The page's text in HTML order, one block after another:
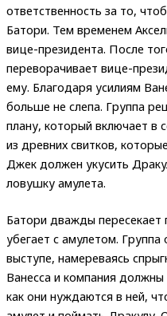
ответственность за то,
Батори. Тем временем
вице-президента. После
переворачивает вице-
ему. Благодаря усилиям
больше не слепа. Группа
плану, который включает в
из древних свитков,
Джек должен укусить
ловушку амулета.
Батори дважды пересекает
убегает с амулетом.
выступе, намереваясь
Ванесса и компания должны
как они нуждаются в ней,